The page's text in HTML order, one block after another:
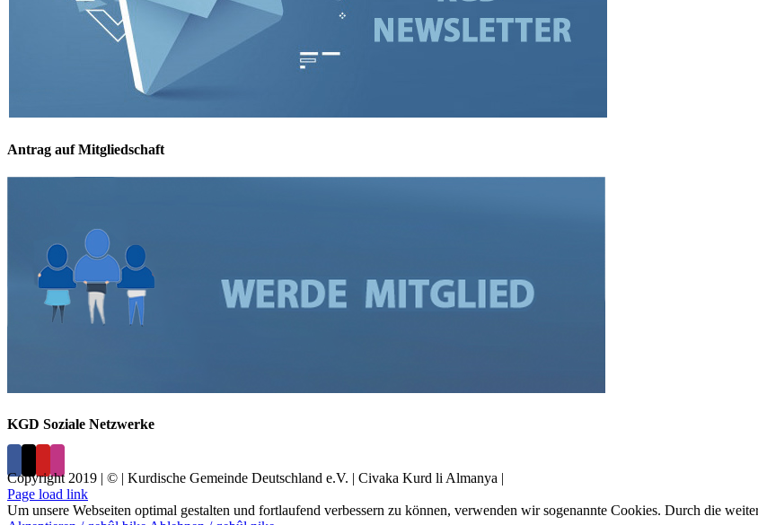
Antrag auf Mitgliedschaft
KGD Soziale Netzwerke
Copyright 2019 | © | Kurdische Gemeinde Deutschland e.V. | Civaka Kurd li Almanya |
Page load link
Um unsere Webseiten optimal gestalten und fortlaufend verbessern zu können, verwenden wir sogenannte Cookies. Durch die